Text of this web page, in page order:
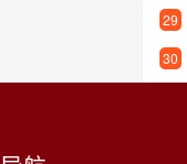
29
30